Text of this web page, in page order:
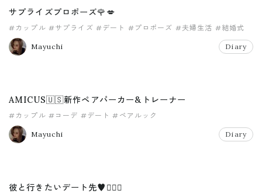
サプライズプロポーズ🌹💋
#カップル #サプライズ #デート #プロポーズ #夫婦生活 #結婚式
Mayuchi Diary
AMICUS🇺🇸新作ペアパーカー&トレーナー
#カップル #コーデ #デート #ペアルック
Mayuchi Diary
彼と行きたいデート先♥️💁🏼‍♀️